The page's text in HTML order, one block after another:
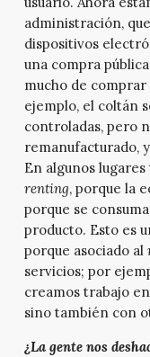
administración,
dispositivos
una compra
mucho de
ejemplo, el coltán
controladas, pero
remanufacturado,
En algunos
renting, porque la
porque se
producto. Esto es
porque asociado al
servicios; por
creamos trabajo
sino también con
¿La gente nos